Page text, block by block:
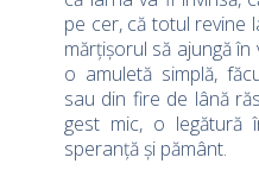
pe cer, că totul revine
mărțișorul să ajungă
o amuletă simplă,
sau din fire de lână
gest mic, o legătură
speranță și pământ.